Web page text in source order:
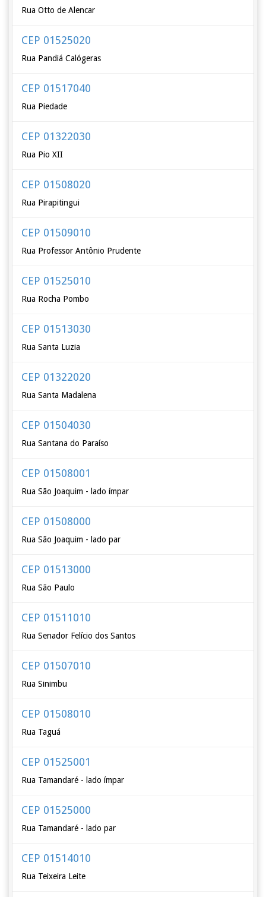
Rua Otto de Alencar
CEP 01525020
Rua Pandiá Calógeras
CEP 01517040
Rua Piedade
CEP 01322030
Rua Pio XII
CEP 01508020
Rua Pirapitingui
CEP 01509010
Rua Professor Antônio Prudente
CEP 01525010
Rua Rocha Pombo
CEP 01513030
Rua Santa Luzia
CEP 01322020
Rua Santa Madalena
CEP 01504030
Rua Santana do Paraíso
CEP 01508001
Rua São Joaquim - lado ímpar
CEP 01508000
Rua São Joaquim - lado par
CEP 01513000
Rua São Paulo
CEP 01511010
Rua Senador Felício dos Santos
CEP 01507010
Rua Sinimbu
CEP 01508010
Rua Taguá
CEP 01525001
Rua Tamandaré - lado ímpar
CEP 01525000
Rua Tamandaré - lado par
CEP 01514010
Rua Teixeira Leite